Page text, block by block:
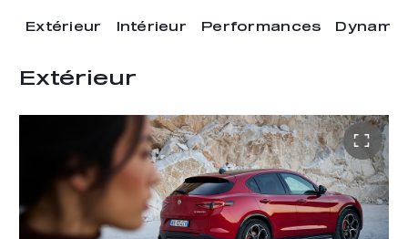
Extérieur Intérieur Performances
Extérieur